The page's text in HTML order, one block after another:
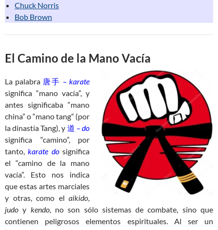
Chuck Norris
Bob Brown
El Camino de la Mano Vacía
La palabra 唐手 – karate
significa “mano vacía”, y
antes significaba “mano
china” o “mano tang” (por
la dinastía Tang), y 道 – do
significa “camino”, por
tanto,karate dosignifica
el “camino de la mano
vacía”. Esto nos indica
que estas artes marciales
y otras, como el aikido,
judo y kendo, no son sólo sistemas de combate, sino que
contienen peligrosos elementos espirituales. Al ser un